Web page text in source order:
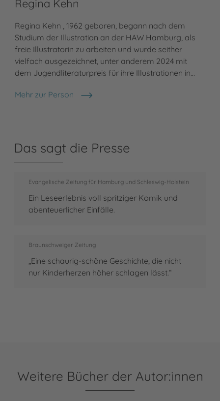
Regina Kehn
Regina Kehn , 1962 geboren, begann nach dem
Studium der Illustration an der HAW Hamburg, als
freie Illustratorin zu arbeiten und wurde seither
vielfach ausgezeichnet, unter anderem 2024 mit
dem Jugendliteraturpreis für ihre Illustrationen in…
Mehr zur Person
Regina Kehn
Das sagt die Presse
Evangelische Zeitung für Hamburg und Schleswig-Holstein
Ein Leseerlebnis voll spritziger Komik und
abenteuerlicher Einfälle.
Braunschweiger Zeitung
„Eine schaurig-schöne Geschichte, die nicht
nur Kinderherzen höher schlagen lässt.“
Weitere Bücher der Autor:innen